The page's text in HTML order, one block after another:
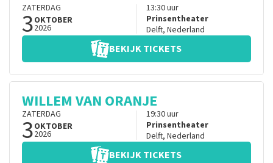
ZATERDAG
3OKTOBER
2026
13:30uur
Prinsentheater
Delft, Nederland
BEKIJK TICKETS
WILLEM VAN ORANJE
ZATERDAG
3OKTOBER
2026
19:30uur
Prinsentheater
Delft, Nederland
BEKIJK TICKETS